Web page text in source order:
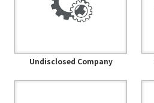
Undisclosed Company